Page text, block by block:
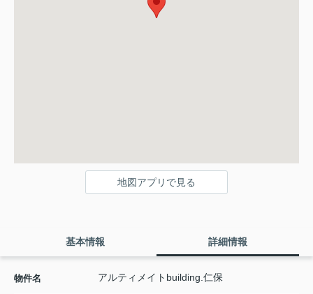
地図アプリで見る
基本情報 詳細情報
物件名 アルティメイトbuilding.仁保